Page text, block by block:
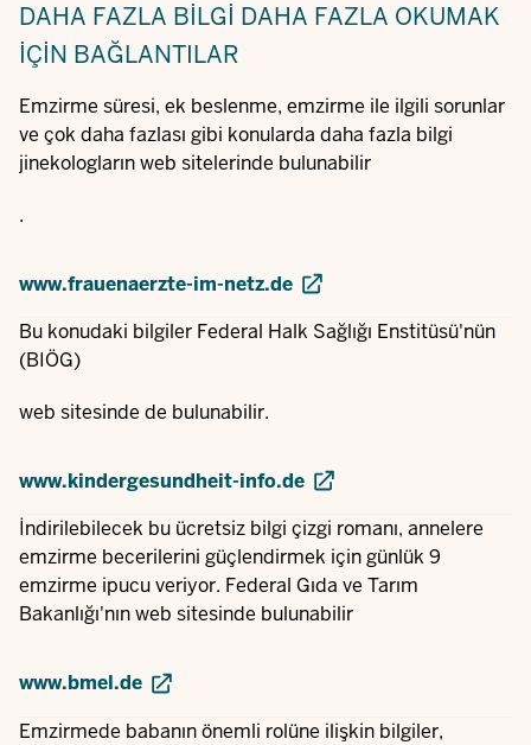
DAHA FAZLA BILGI DAHA FAZLA OKUMAK
IÇIN BAĞLANTILAR
Emzirme süresi, ek beslenme, emzirme ile ilgili sorunlar
ve çok daha fazlası gibi konularda daha fazla bilgi
jinekologların web sitelerinde bulunabilir
.
www.frauenaerzte-im-netz.de
Bu konudaki bilgiler Federal Halk Sağlığı Enstitüsü'nün
(BIÖG)
web sitesinde de bulunabilir.
www.kindergesundheit-info.de
İndirilebilecek bu ücretsiz bilgi çizgi romanı, annelere
emzirme becerilerini güçlendirmek için günlük 9
emzirme ipucu veriyor. Federal Gıda ve Tarım
Bakanlığı'nın web sitesinde bulunabilir
www.bmel.de
Emzirmede babanın önemli rolüne ilişkin bilgiler,